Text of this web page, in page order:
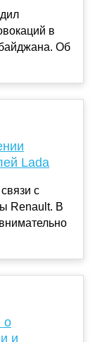
в
Об
Lada
с
Renault. В
о
и